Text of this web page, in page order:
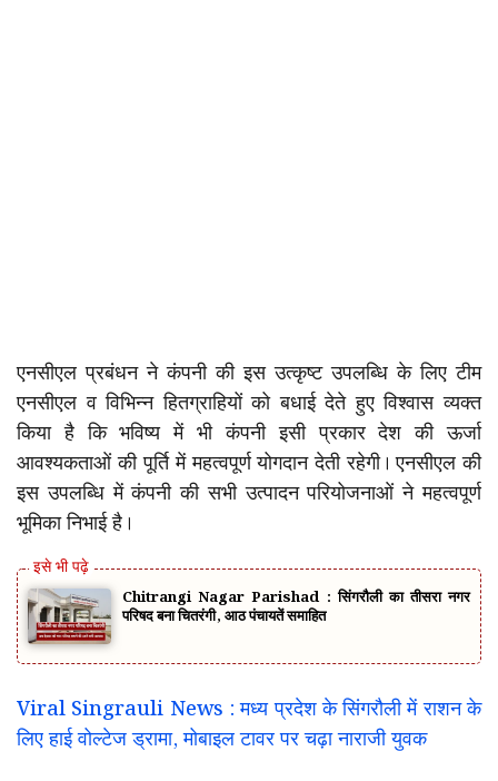
एनसीएल प्रबंधन ने कंपनी की इस उत्कृष्ट उपलब्धि के लिए टीम
एनसीएल व विभिन्न हितग्राहियों को बधाई देते हुए विश्वास व्यक्त
किया है कि भविष्य में भी कंपनी इसी प्रकार देश की ऊर्जा
आवश्यकताओं की पूर्ति में महत्वपूर्ण योगदान देती रहेगी। एनसीएल की
इस उपलब्धि में कंपनी की सभी उत्पादन परियोजनाओं ने महत्वपूर्ण
भूमिका निभाई है।
Chitrangi Nagar Parishad : सिंगरौली का तीसरा नगर
परिषद बना चितरंगी, आठ पंचायतें समाहित
Viral Singrauli News : मध्य प्रदेश के सिंगरौली में राशन के
लिए हाई वोल्टेज ड्रामा, मोबाइल टावर पर चढ़ा नाराजी युवक